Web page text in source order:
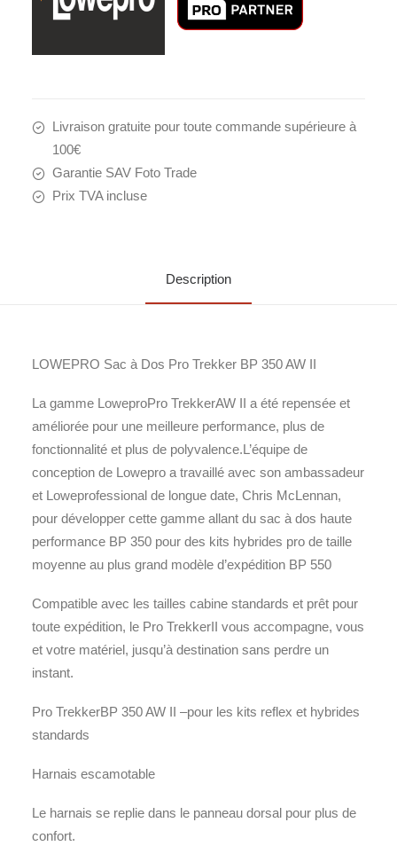
Livraison gratuite pour toute commande supérieure à
100€
Garantie SAV Foto Trade
Prix TVA incluse
Description
LOWEPRO Sac à Dos Pro Trekker BP 350 AW II
La gamme LoweproPro TrekkerAW II a été repensée et
améliorée pour une meilleure performance, plus de
fonctionnalité et plus de polyvalence.L’équipe de
conception de Lowepro a travaillé avec son ambassadeur
et Loweprofessional de longue date, Chris McLennan,
pour développer cette gamme allant du sac à dos haute
performance BP 350 pour des kits hybrides pro de taille
moyenne au plus grand modèle d’expédition BP 550
Compatible avec les tailles cabine standards et prêt pour
toute expédition, le Pro TrekkerII vous accompagne, vous
et votre matériel, jusqu’à destination sans perdre un
instant.
Pro TrekkerBP 350 AW II –pour les kits reflex et hybrides
standards
Harnais escamotable
Le harnais se replie dans le panneau dorsal pour plus de
confort.